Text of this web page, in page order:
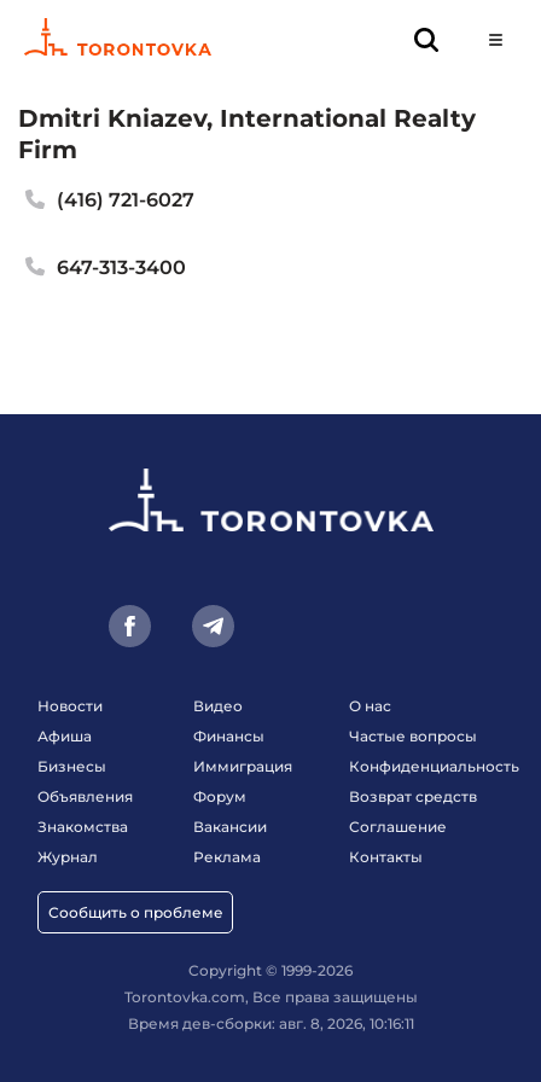
Dmitri Kniazev, International Realty
Firm
(416) 721-6027
647-313-3400
Новости
Афиша
Бизнесы
Объявления
Знакомства
Журнал
Сообщить о проблеме
Видео
Финансы
Иммиграция
Форум
Вакансии
Реклама
О нас
Частые вопросы
Конфиденциальность
Возврат средств
Соглашение
Контакты
Copyright © 1999-2026
Torontovka.com, Все права защищены
Время дев-сборки: авг. 8, 2026, 10:16:11